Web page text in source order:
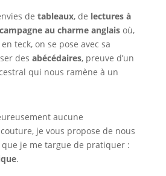
de tableaux, de lectures à
campagne au charme anglais où,
teck, on se pose avec sa
des abécédaires, preuve d’un
qui nous ramène à un
aucune
je vous propose de nous
je me targue de pratiquer :
.